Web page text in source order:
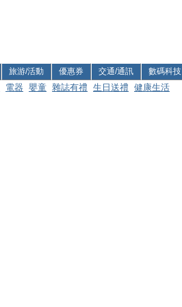
旅游/活動 優惠券 交通/通訊 數碼科技
電器 嬰童 雜誌有禮 生日送禮 健康生活